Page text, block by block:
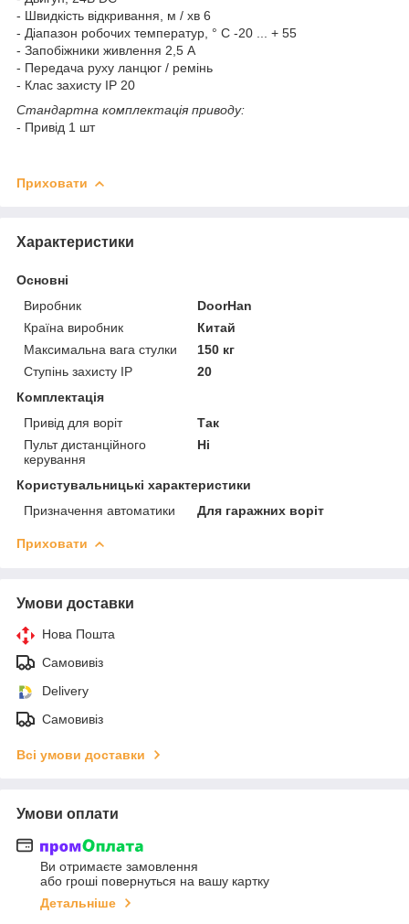
- Швидкість відкривання, м / хв 6
- Діапазон робочих температур, ° С -20 ... + 55
- Запобіжники живлення 2,5 А
- Передача руху ланцюг / ремінь
- Клас захисту IP 20
Стандартна комплектація приводу:
- Привід 1 шт
Приховати
Характеристики
Основні
Виробник
DoorHan
Країна виробник
Китай
Максимальна вага стулки
150 кг
Ступінь захисту IP
20
Комплектація
Привід для воріт
Так
Пульт дистанційного
керування
Ні
Користувальницькі характеристики
Призначення автоматики
Для гаражних воріт
Приховати
Умови доставки
Нова Пошта
Самовивіз
Delivery
Самовивіз
Всі умови доставки
Умови оплати
Ви отримаєте замовлення
або гроші повернуться на вашу картку
Детальніше